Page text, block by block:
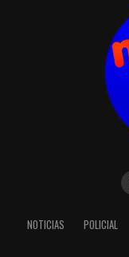
NOTICIAS POLICIAL